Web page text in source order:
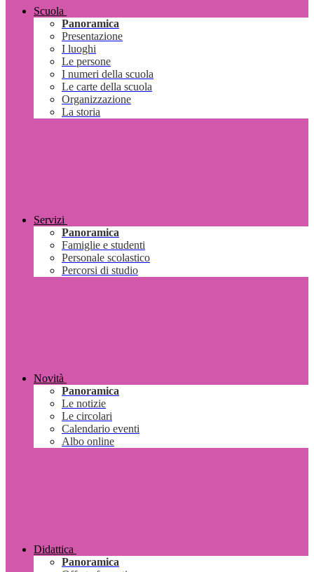
Scuola
Panoramica
Presentazione
I luoghi
Le persone
I numeri della scuola
Le carte della scuola
Organizzazione
La storia
Servizi
Panoramica
Famiglie e studenti
Personale scolastico
Percorsi di studio
Novità
Panoramica
Le notizie
Le circolari
Calendario eventi
Albo online
Didattica
Panoramica